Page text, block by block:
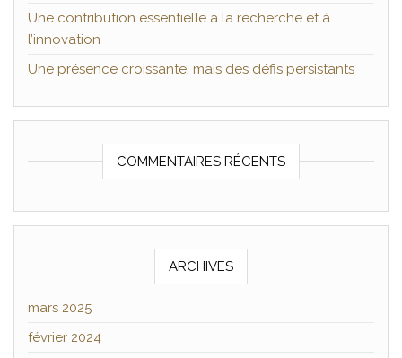
Une contribution essentielle à la recherche et à
l’innovation
Une présence croissante, mais des défis persistants
COMMENTAIRES RÉCENTS
ARCHIVES
mars 2025
février 2024